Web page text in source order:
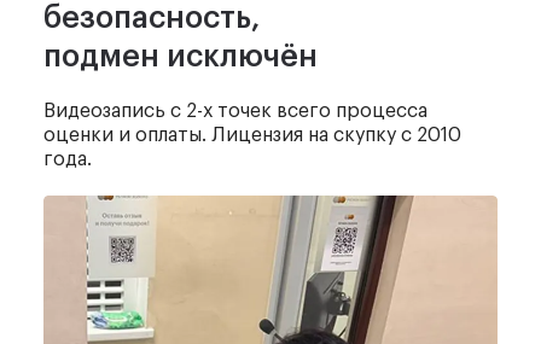
безопасность,
подмен исключён
Видеозапись с 2-х точек всего процесса
оценки и оплаты. Лицензия на скупку с 2010
года.